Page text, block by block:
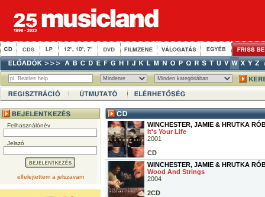
Felhasználónév
Jelszó
elfelejtettem a jelszavam
WINCHESTER, JAMIE & HRUTKA
It's Your Life
2001
CD
WINCHESTER, JAMIE & HRUTKA
Wood And Strings
2004
2CD